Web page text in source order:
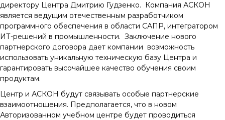
директору Центра Дмитрию Гудзенко. Компания АСКОН
является ведущим отечественным разработчиком
программного обеспечения в области САПР, интегратором
ИТ-решений в промышленности. Заключение нового
партнерского договора дает компании возможность
использовать уникальную техническую базу Центра и
гарантировать высочайшее качество обучения своим
продуктам.
Центр и АСКОН будут связывать особые партнерские
взаимоотношения. Предполагается, что в новом
Авторизованном учебном центре будет проводиться